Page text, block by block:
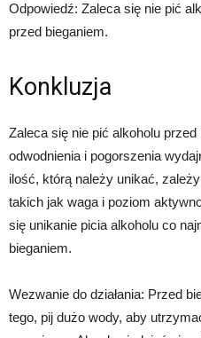
Odpowiedź: Zaleca się nie pić
przed bieganiem.
Konkluzja
Zaleca się nie pić alkoholu
odwodnienia i pogorszenia
ilość, którą należy unikać,
takich jak waga i poziom
się unikanie picia alkoholu co
bieganiem.
Wezwanie do działania: Przed
tego, pij dużo wody, aby